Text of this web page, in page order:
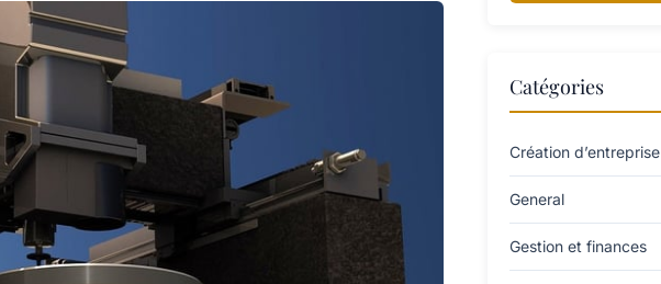
Catégories
Création d’entreprise
General
Gestion et finances